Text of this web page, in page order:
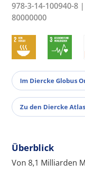
978-3-14-100940-
80000000
Im Diercke Globus
Zu den Diercke
Überblick
Von 8,1 Milliarden